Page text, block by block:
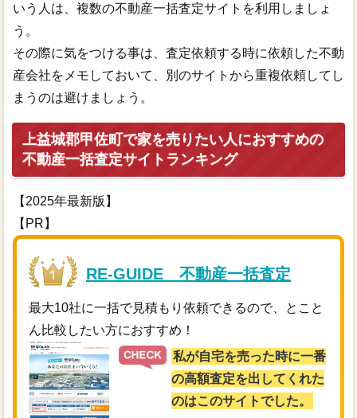
いう人は、複数の不動産一括査定サイトを利用しましょ
う。
その際に気をつける事は、査定依頼する時に依頼した不動
産会社をメモしておいて、別のサイトから重複依頼してし
まうのは避けましょう。
上益城郡甲佐町で家を売りたい人におすすめの
不動産一括査定サイトランキング
【2025年最新版】
【PR】
RE-GUIDE 不動産一括査定
最大10社に一括で見積もり依頼できるので、とこと
ん比較したい方におすすめ！
私が自宅を売った時に一番
の高額査定を出してくれた
のはこのサイトでした。